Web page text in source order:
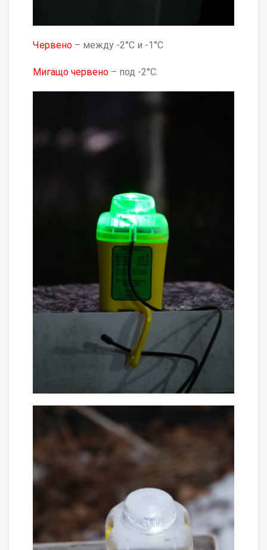
Червено – между -2°C и -1°C
Мигащо червено – под -2°C.